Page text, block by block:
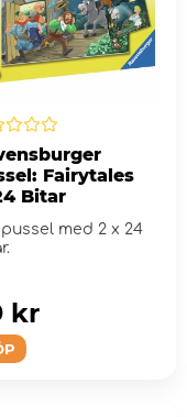
Fairytales
Bitar
med 2 x 24
kr